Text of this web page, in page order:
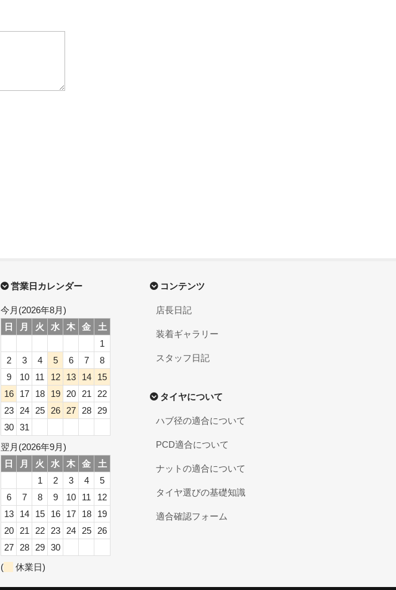
コンテンツ
店長日記
装着ギャラリー
スタッフ日記
タイヤについて
ハブ径の適合について
PCD適合について
ナットの適合について
タイヤ選びの基礎知識
適合確認フォーム
営業日カレンダー
今月(2026年8月)
日
月 火 水 木 金
土
1
2
3 4 5 6 7
8
9
10 11 12 13 14
15
16
17 18 19 20 21
22
23
24 25 26 27 28
29
30
31
翌月(2026年9月)
日
月 火 水 木 金
土
1
2 3 4
5
6
7 8 9 10 11
12
13
14 15 16 17 18
19
20
21 22 23 24 25
26
27
28 29
30
(
休業日)